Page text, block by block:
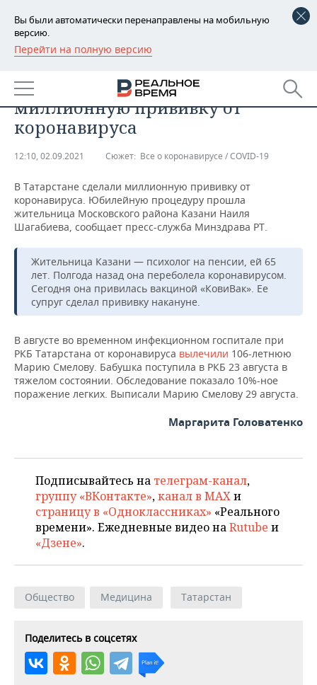
Вы были автоматически перенаправлены на мобильную
версию.
Перейти на полную версию
РЕГИОНЫ
БАШКОРТОСТАН
ТАТАРСТАН
НОВОСТИ
АНАЛИТИКА
ДЕКЛАРАЦИИ О ДОХОДАХ
КОРОЛИ ГОСЗАКАЗА ПФО
ВУЗЫ ТАТАРСТАНА
КОМУ ПРИНАДЛЕЖАТ
ТОРГОВЫЕ ЦЕНТРЫ
ТАТАРСТАНА
НОВОСТИ ЭКОНОМИКИ
ФИНАНСЫ
БАНКИ
БЮДЖЕТ
ИНВЕСТИЦИИ
ПРОМЫШЛЕННОСТЬ
НОВОСТИ
ПРОМЫШЛЕННОСТИ
АГРОПРОМ
МАШИНОСТРОЕНИЕ
НЕФТЬ
ОПК
НЕДВИЖИМОСТЬ
НОВОСТИ НЕДВИЖИМОСТИ
АВТО
НОВОСТИ АВТО
БИЗНЕС
НОВОСТИ БИЗНЕСА
РОЗНИЧНАЯ ТОРГОВЛЯ
ТРАНСПОРТ
ТЕХНОЛОГИИ
НОВОСТИ ТЕХНОЛОГИЙ
IT
МЕРОПРИЯТИЯ
НОВОСТИ МЕРОПРИЯТИЙ
ONLINE-КОНФЕРЕНЦИИ
ОТКРЫТАЯ ЛЕКЦИЯ
СПОРТ
ХОККЕЙ
БАСКЕТБОЛ
ВОЛЕЙБОЛ
ФИГУРНОЕ КАТАНИЕ
ВОДНЫЕ ВИДЫ СПОРТА
ХОККЕЙ С МЯЧОМ
ВЛАСТЬ
ИНФРАСТРУКТУРА
ИСТОРИЯ
МЕДИЦИНА
ОБРАЗОВАНИЕ
ПРОИСШЕСТВИЯ
СЮЖЕТЫ
СПРАВОЧНИК
СПИСОК ПЕРСОН
ПОЛНАЯ ВЕРСИЯ
В Татарстане сделали
миллионную прививку от
коронавируса
12:10, 02.09.2021 Сюжет: Все о коронавирусе / COVID-19
В Татарстане сделали миллионную прививку от
коронавируса. Юбилейную процедуру прошла
жительница Московского района Казани Наиля
Шагабиева, сообщает пресс-служба Минздрава РТ.
Жительница Казани — психолог на пенсии, ей 65
лет. Полгода назад она переболела коронавирусом.
Сегодня она привилась вакциной «КовиВак». Ее
супруг сделал прививку накануне.
В августе во временном инфекционном госпитале при
РКБ Татарстана от коронавируса вылечили 106-летнюю
Марию Смелову. Бабушка поступила в РКБ 23 августа в
тяжелом состоянии. Обследование показало 10%-ное
поражение легких. Выписали Марию Смелову 29 августа.
Маргарита Головатенко
Подписывайтесь на телеграм-канал,
группу «ВКонтакте»,канал в MAXи
страницу в «Одноклассниках» «Реального
времени». Ежедневные видео наRutube и
«Дзене».
Общество Медицина Татарстан
Поделитесь в соцсетях